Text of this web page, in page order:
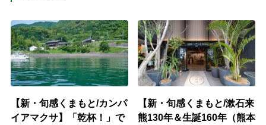
【新・旬感くまもと/カンパ
イアマクサ】「乾杯！」で
【新・旬感くまもと/漱石来
熊130年＆生誕160年（熊本